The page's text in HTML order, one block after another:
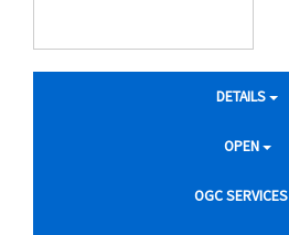
DETAILS
OPEN
OGC SERVICES